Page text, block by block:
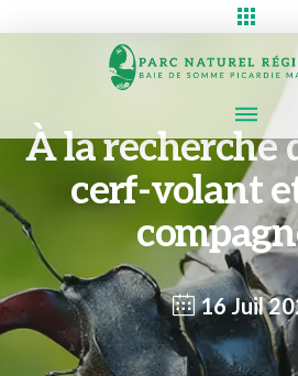
À la recherche
cerf-volant
16 Juil